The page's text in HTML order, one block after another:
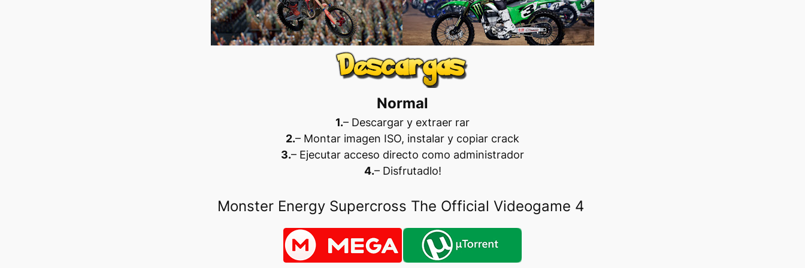
Normal
1.– Descargar y extraer rar
2.– Montar imagen ISO, instalar y copiar crack
3.– Ejecutar acceso directo como administrador
4.– Disfrutadlo!
Monster Energy Supercross The Official Videogame 4